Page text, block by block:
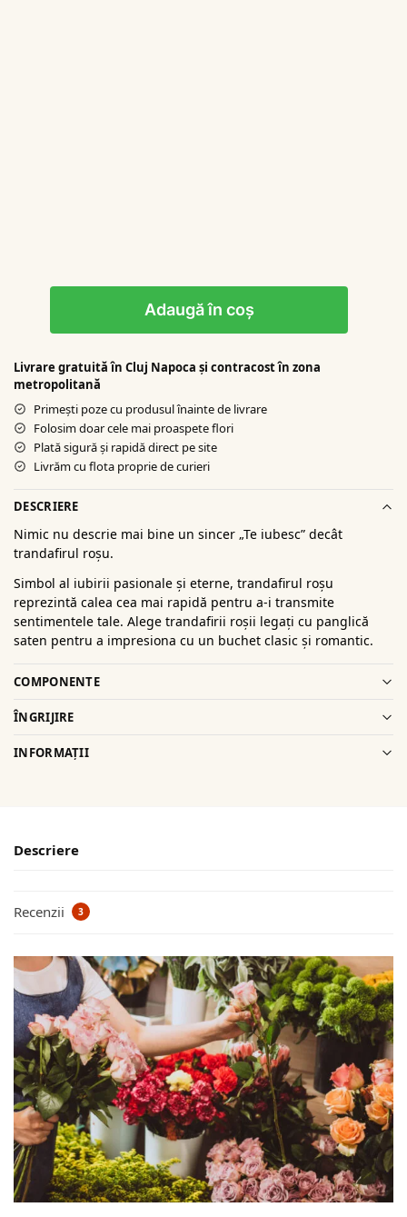
Adaugă în coș
Livrare gratuită în Cluj Napoca şi contracost în zona
metropolitană
Primești poze cu produsul înainte de livrare
Folosim doar cele mai proaspete flori
Plată sigură şi rapidă direct pe site
Livrăm cu flota proprie de curieri
DESCRIERE
Nimic nu descrie mai bine un sincer „Te iubesc” decât
trandafirul roșu.
Simbol al iubirii pasionale și eterne, trandafirul roșu
reprezintă calea cea mai rapidă pentru a-i transmite
sentimentele tale. Alege trandafirii roșii legați cu panglică
saten pentru a impresiona cu un buchet clasic și romantic.
COMPONENTE
ÎNGRIJIRE
INFORMAȚII
Descriere
Recenzii 3